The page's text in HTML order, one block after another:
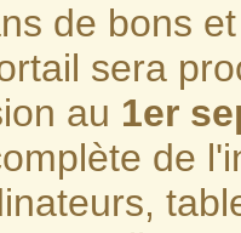
de bons
sera
au 1er
de